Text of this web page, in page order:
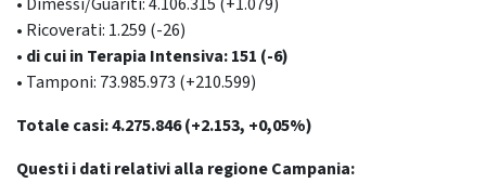
• Ricoverati: 1.259 (-26)
• di cui in Terapia Intensiva: 151 (-6)
• Tamponi: 73.985.973 (+210.599)
Totale casi: 4.275.846 (+2.153, +0,05%)
Questi i dati relativi alla regione Campania: